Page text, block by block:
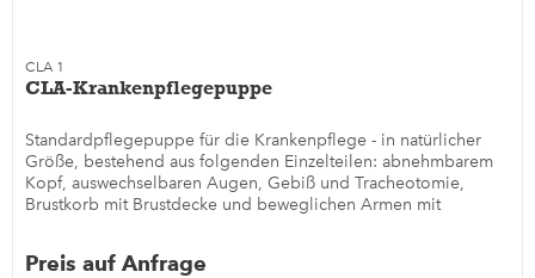
CLA 1
CLA-Krankenpflegepuppe
Standardpflegepuppe für die Krankenpflege - in natürlicher
Größe, bestehend aus folgenden Einzelteilen: abnehmbarem
Kopf, auswechselbaren Augen, Gebiß und Tracheotomie,
Brustkorb mit Brustdecke und beweglichen Armen mit
Preis auf Anfrage